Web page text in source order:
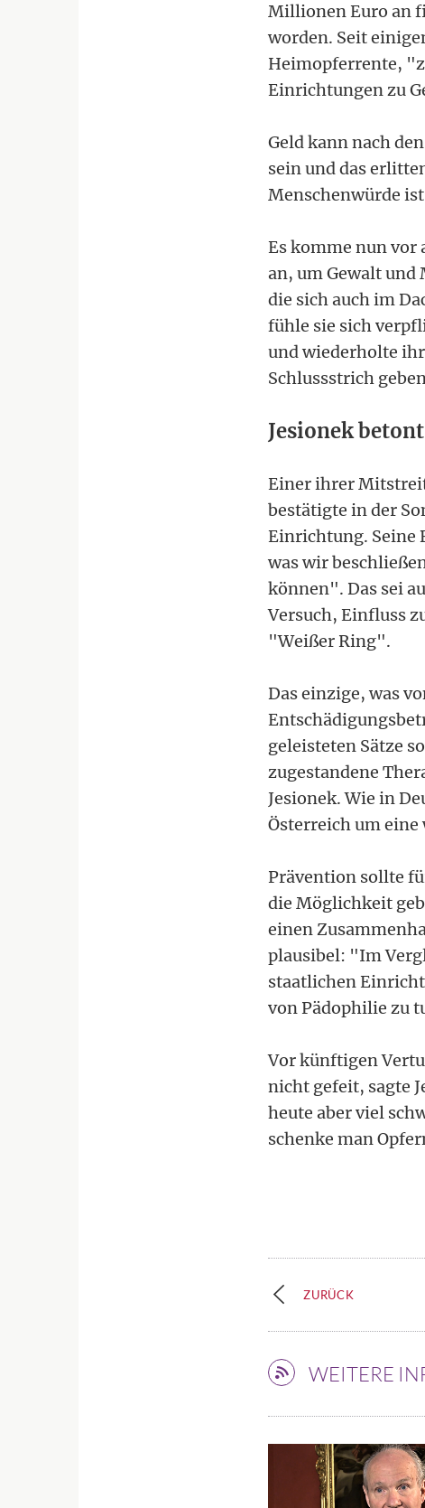
Millionen Euro an
worden. Seit
Heimopferrente,
Einrichtungen zu
Geld kann nach
sein und das
Menschenwürde
Es komme nun
an, um Gewalt
die sich auch im
fühle sie sich
und wiederholte
Schlussstrich
Jesionek
Einer ihrer
bestätigte in der
Einrichtung. Seine
was wir
können". Das sei
Versuch, Einfluss
"Weißer Ring".
Das einzige, was
geleisteten Sätze
zugestandene
Jesionek. Wie in
Österreich um
Prävention sollte
die Möglichkeit
einen
plausibel: "Im
staatlichen
von Pädophilie zu
Vor künftigen
nicht gefeit, sagte
heute aber viel
schenke man
ZURÜCK
WEITERE